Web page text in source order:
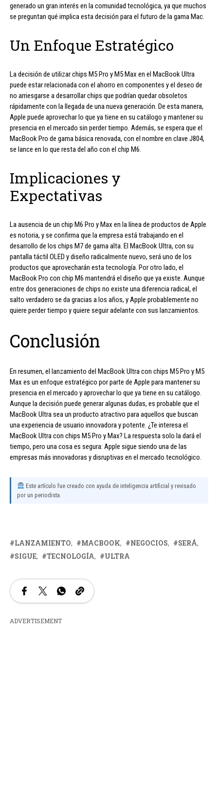
generado un gran interés en la comunidad tecnológica, ya que muchos
se preguntan qué implica esta decisión para el futuro de la gama Mac.
Un Enfoque Estratégico
La decisión de utilizar chips M5 Pro y M5 Max en el MacBook Ultra
puede estar relacionada con el ahorro en componentes y el deseo de
no arriesgarse a desarrollar chips que podrían quedar obsoletos
rápidamente con la llegada de una nueva generación. De esta manera,
Apple puede aprovechar lo que ya tiene en su catálogo y mantener su
presencia en el mercado sin perder tiempo. Además, se espera que el
MacBook Pro de gama básica renovada, con el nombre en clave J804,
se lance en lo que resta del año con el chip M6.
Implicaciones y
Expectativas
La ausencia de un chip M6 Pro y Max en la línea de productos de Apple
es notoria, y se confirma que la empresa está trabajando en el
desarrollo de los chips M7 de gama alta. El MacBook Ultra, con su
pantalla táctil OLED y diseño radicalmente nuevo, será uno de los
productos que aprovecharán esta tecnología. Por otro lado, el
MacBook Pro con chip M6 mantendrá el diseño que ya existe. Aunque
entre dos generaciones de chips no existe una diferencia radical, el
salto verdadero se da gracias a los años, y Apple probablemente no
quiere perder tiempo y quiere seguir adelante con sus lanzamientos.
Conclusión
En resumen, el lanzamiento del MacBook Ultra con chips M5 Pro y M5
Max es un enfoque estratégico por parte de Apple para mantener su
presencia en el mercado y aprovechar lo que ya tiene en su catálogo.
Aunque la decisión puede generar algunas dudas, es probable que el
MacBook Ultra sea un producto atractivo para aquellos que buscan
una experiencia de usuario innovadora y potente. ¿Te interesa el
MacBook Ultra con chips M5 Pro y Max? La respuesta solo la dará el
tiempo, pero una cosa es segura: Apple sigue siendo una de las
empresas más innovadoras y disruptivas en el mercado tecnológico.
Este artículo fue creado con ayuda de inteligencia artificial y revisado
por un periodista.
LANZAMIENTO MACBOOK NEGOCIOS
SERÁ
SIGUE
TECNOLOGÍA ULTRA
ADVERTISEMENT